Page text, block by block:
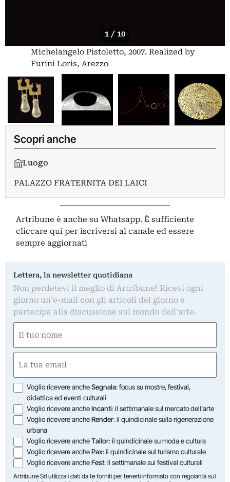
1 / 10
Michelangelo Pistoletto, 2007. Realized by
Furini Loris, Arezzo
Scopri anche
Luogo
PALAZZO FRATERNITA DEI LAICI
Artribune è anche su Whatsapp. È sufficiente
cliccare qui per iscriversi al canale ed essere
sempre aggiornati
Lettera, la newsletter quotidiana
Non perdetevi il meglio di Artribune! Ricevi ogni
giorno un'e-mail con gli articoli del giorno e
partecipa alla discussione sul mondo dell'arte.
(Obbligatorio)
Nome
(Obbligatorio)
Opzioni
Voglio ricevere ancheSegnala: focus su mostre, festival,
didattica ed eventi culturali
Voglio ricevere ancheIncanti: il settimanale sul mercato dell'arte
Voglio ricevere ancheRender: il quindicinale sulla rigenerazione
urbana
Voglio ricevere ancheTailor: il quindicinale su moda e cultura
Voglio ricevere anchePax: il quindicinale sul turismo culturale
Voglio ricevere ancheFest: il settimanale sui festival culturali
Artribune Srl utilizza i dati da te forniti per tenerti informato con regolarità sul